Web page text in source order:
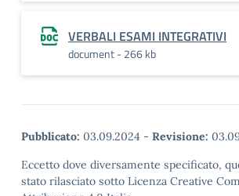
VERBALI ESAMI INTEGRATIVI
document - 266 kb
Pubblicato: 03.09.2024 - Revisione:
Eccetto dove diversamente specificato,
stato rilasciato sotto Licenza Creative